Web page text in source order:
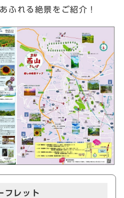
ふれる絶景をご紹介！
フレット